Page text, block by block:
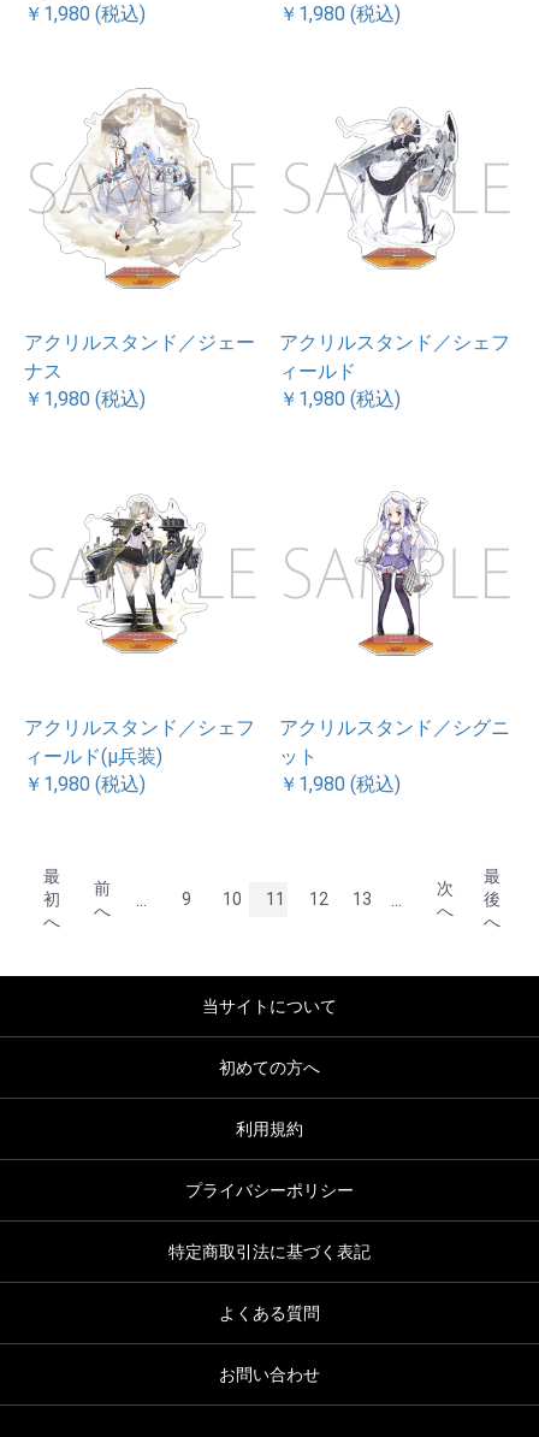
￥1,980 (税込)
￥1,980 (税込)
アクリルスタンド／ジェー
ナス
￥1,980 (税込)
アクリルスタンド／シェフ
ィールド
￥1,980 (税込)
アクリルスタンド／シェフ
ィールド(μ兵装)
￥1,980 (税込)
アクリルスタンド／シグニ
ット
￥1,980 (税込)
最
初
へ
前
へ
... 9 10 11 12 13 ...
次
へ
最
後
へ
当サイトについて
初めての方へ
利用規約
プライバシーポリシー
特定商取引法に基づく表記
よくある質問
お問い合わせ